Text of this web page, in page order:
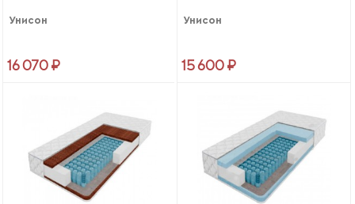
Унисон
16 070 ₽
Унисон
15 600 ₽